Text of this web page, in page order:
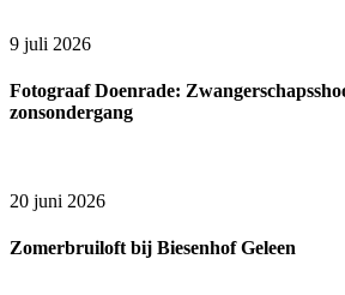
9 juli 2026
Fotograaf Doenrade:
zonsondergang
20 juni 2026
Zomerbruiloft bij Biesenhof Geleen